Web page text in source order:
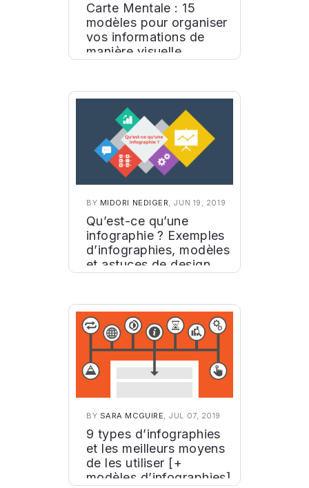
Carte Mentale : 15
modèles pour organiser
vos informations de
manière visuelle
BY MIDORI NEDIGER, JUN 19, 2019
Qu’est-ce qu’une
infographie ? Exemples
d’infographies, modèles
et astuces de design
BY SARA MCGUIRE, JUL 07, 2019
9 types d’infographies
et les meilleurs moyens
de les utiliser [+
modèles d’infographies]